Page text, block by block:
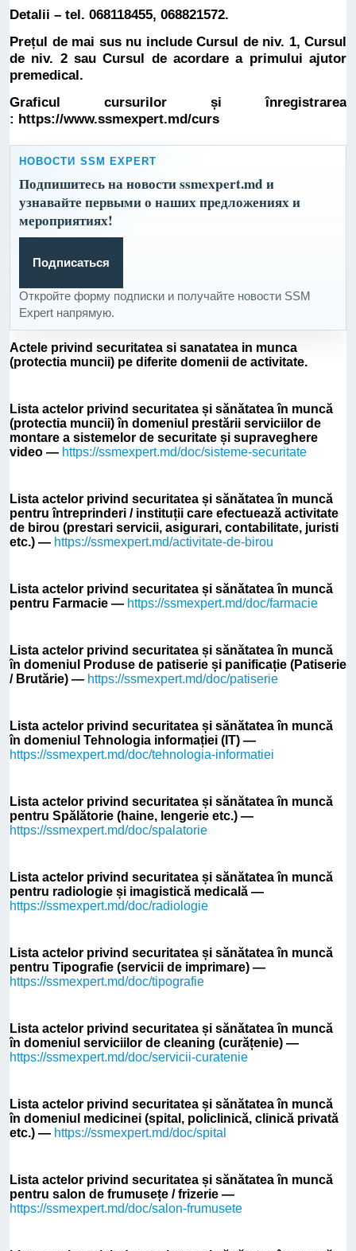
Detalii – tel. 068118455, 068821572.
Prețul de mai sus nu include Cursul de niv. 1, Cursul
de niv. 2 sau Cursul de acordare a primului ajutor
premedical.
Graficul cursurilor și înregistrarea
: https://www.ssmexpert.md/curs
НОВОСТИ SSM EXPERT
Подпишитесь на новости ssmexpert.md и
узнавайте первыми о наших предложениях и
мероприятиях!
Подписаться
Откройте форму подписки и получайте новости SSM
Expert напрямую.
Actele privind securitatea si sanatatea in munca
(protectia muncii) pe diferite domenii de activitate.
Lista actelor privind securitatea și sănătatea în muncă
(protectia muncii) în domeniul prestării serviciilor de
montare a sistemelor de securitate și supraveghere
video — https://ssmexpert.md/doc/sisteme-securitate
Lista actelor privind securitatea și sănătatea în muncă
pentru întreprinderi / instituții care efectuează activitate
de birou (prestari servicii, asigurari, contabilitate, juristi
etc.) — https://ssmexpert.md/activitate-de-birou
Lista actelor privind securitatea și sănătatea în muncă
pentru Farmacie — https://ssmexpert.md/doc/farmacie
Lista actelor privind securitatea și sănătatea în muncă
în domeniul Produse de patiserie și panificație (Patiserie
/ Brutărie) — https://ssmexpert.md/doc/patiserie
Lista actelor privind securitatea și sănătatea în muncă
în domeniul Tehnologia informației (IT) —
https://ssmexpert.md/doc/tehnologia-informatiei
Lista actelor privind securitatea și sănătatea în muncă
pentru Spălătorie (haine, lengerie etc.) —
https://ssmexpert.md/doc/spalatorie
Lista actelor privind securitatea și sănătatea în muncă
pentru radiologie și imagistică medicală —
https://ssmexpert.md/doc/radiologie
Lista actelor privind securitatea și sănătatea în muncă
pentru Tipografie (servicii de imprimare) —
https://ssmexpert.md/doc/tipografie
Lista actelor privind securitatea și sănătatea în muncă
în domeniul serviciilor de cleaning (curățenie) —
https://ssmexpert.md/doc/servicii-curatenie
Lista actelor privind securitatea și sănătatea în muncă
în domeniul medicinei (spital, policlinică, clinică privată
etc.) — https://ssmexpert.md/doc/spital
Lista actelor privind securitatea și sănătatea în muncă
pentru salon de frumusețe / frizerie —
https://ssmexpert.md/doc/salon-frumusete